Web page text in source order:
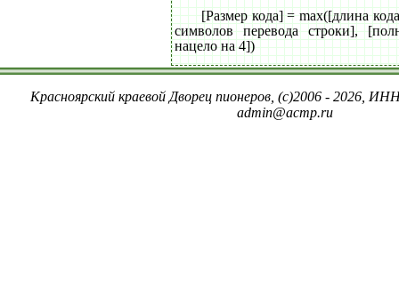
[Размер кода] = max([длина
символов перевода строки],
нацело на 4])
Красноярский краевой Дворец пионеров, (c)2006 - 2026,
admin@acmp.ru